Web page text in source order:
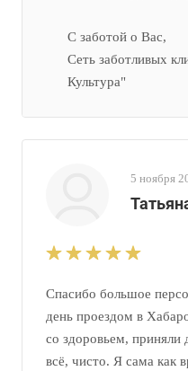
С заботой о Вас,
Сеть заботливых
Культура"
5 ноября
Спасибо большое
день проездом в
со здоровьем, приняли
всё, чисто. Я сама как